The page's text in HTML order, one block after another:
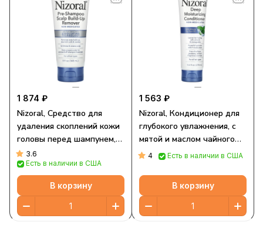
1 874 ₽
Nizoral, Средство для
удаления скоплений кожи
головы перед шампунем,
148 мл (5 жидк. Унций)
3.6
Есть в наличии в США
В корзину
1 563 ₽
Nizoral, Кондиционер для
глубокого увлажнения, с
мятой и маслом чайного
дерева, 278 мл (9,4 жидк.
4 Есть в наличии в США
В корзину